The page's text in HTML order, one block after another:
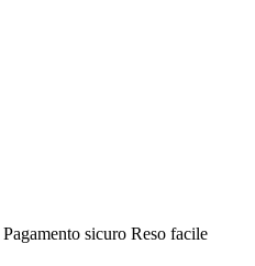
Pagamento sicuro Reso facile